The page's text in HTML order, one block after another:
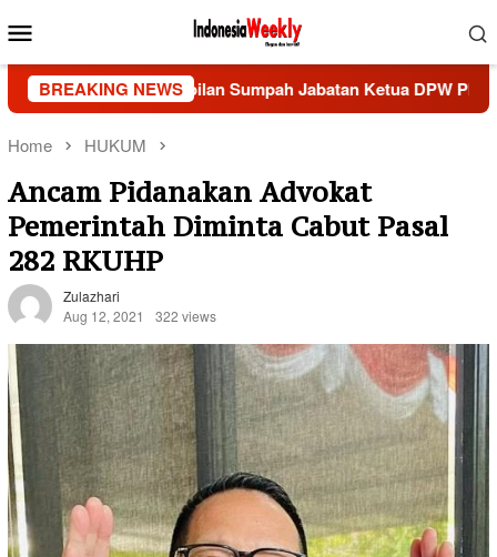
to
Menu
BREAKING NEWSSumpah Jabatan Ketua DPW PIMA Jawa Tengah
Home HUKUM
Ancam Pidanakan Advokat
Pemerintah Diminta Cabut Pasal
282 RKUHP
Zulazhari
Aug 12, 2021
322 views